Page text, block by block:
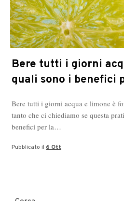
Bere tutti i giorni
quali sono i benefici
Bere tutti i giorni acqua e limone è
tanto che ci chiediamo se questa
benefici per la…
Pubblicato il 6 Ott